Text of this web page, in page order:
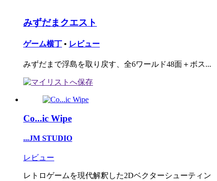
みずだまクエスト
ゲーム横丁 • レビュー
みずだまで浮島を取り戻す、全6ワールド48面＋ボス...
Co...ic Wipe
...JM STUDIO
レビュー
レトロゲームを現代解釈した2Dベクターシューティン